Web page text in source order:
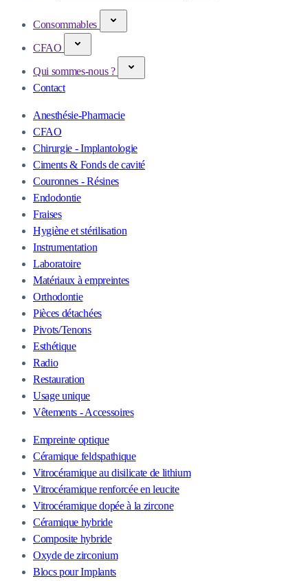
Consommables
CFAO
Qui sommes-nous ?
Contact
Anesthésie-Pharmacie
CFAO
Chirurgie - Implantologie
Ciments & Fonds de cavité
Couronnes - Résines
Endodontie
Fraises
Hygiène et stérilisation
Instrumentation
Laboratoire
Matériaux à empreintes
Orthodontie
Pièces détachées
Pivots/Tenons
Esthétique
Radio
Restauration
Usage unique
Vêtements - Accessoires
Empreinte optique
Céramique feldspathique
Vitrocéramique au disilicate de lithium
Vitrocéramique renforcée en leucite
Vitrocéramique dopée à la zircone
Céramique hybride
Composite hybride
Oxyde de zirconium
Blocs pour Implants